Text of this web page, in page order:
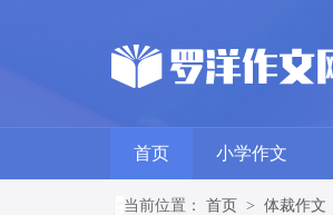
首页 小学作文
当前位置： 首页 > 体裁作文